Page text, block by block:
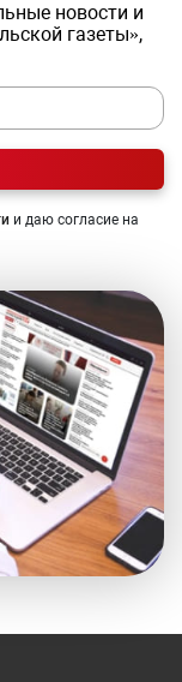
новости и
газеты»,
и даю согласие на